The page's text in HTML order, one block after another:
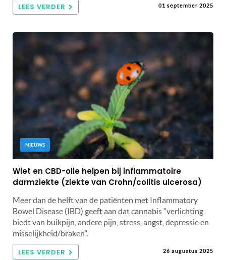
LEES VERDER 01 september 2025
NIEUWS
Wiet en CBD-olie helpen bij inflammatoire
darmziekte (ziekte van Crohn/colitis ulcerosa)
Meer dan de helft van de patiënten met Inflammatory
Bowel Disease (IBD) geeft aan dat cannabis "verlichting
biedt van buikpijn, andere pijn, stress, angst, depressie en
misselijkheid/braken".
LEES VERDER 26 augustus 2025